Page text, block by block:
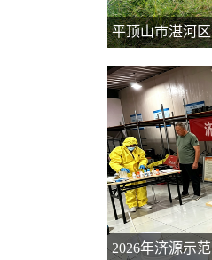
平顶山市湛河
2026年济源示